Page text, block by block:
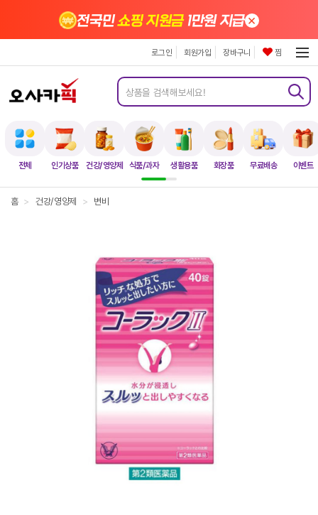
전체 인기상품 건강/영양제 식품/과자 생활용품 화장품 무료배송 이벤트
전국민쇼핑 지원금1만원 지급×
로그인 회원가입 장바구니 찜
홈 > 건강/영양제 > 변비